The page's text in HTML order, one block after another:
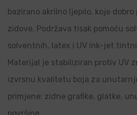
bazirano akrilno ljepilo, koje
zidove. Podržava tisak pomoću
solventnih, latex i UV ink-jet
Materijal je stabiliziran protiv UV
izvrsnu kvalitetu boja za
primjene: zidne grafike, glatke,
površine.